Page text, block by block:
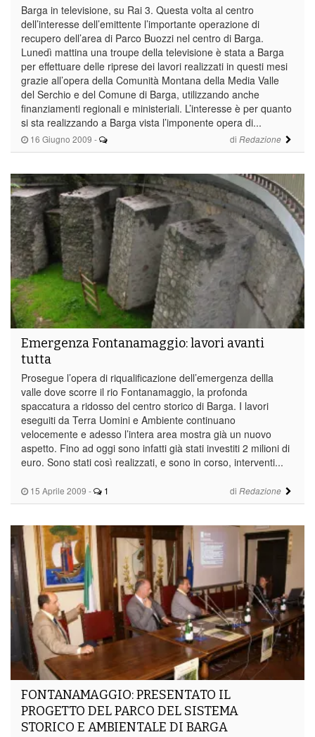
16 Giugno 2009 - di Redazione
Barga in televisione, su Rai 3. Questa volta al centro
dell’interesse dell’emittente l’importante operazione di
recupero dell’area di Parco Buozzi nel centro di Barga.
Lunedì mattina una troupe della televisione è stata a Barga
per effettuare delle riprese dei lavori realizzati in questi mesi
grazie all’opera della Comunità Montana della Media Valle
del Serchio e del Comune di Barga, utilizzando anche
finanziamenti regionali e ministeriali. L’interesse è per quanto
si sta realizzando a Barga vista l’imponente opera di...
15 Aprile 2009 - 1 di Redazione
Emergenza Fontanamaggio: lavori avanti
tutta
Prosegue l’opera di riqualificazione dell’emergenza dellla
valle dove scorre il rio Fontanamaggio, la profonda
spaccatura a ridosso del centro storico di Barga. I lavori
eseguiti da Terra Uomini e Ambiente continuano
velocemente e adesso l’intera area mostra già un nuovo
aspetto. Fino ad oggi sono infatti già stati investiti 2 milioni di
euro. Sono stati così realizzati, e sono in corso, interventi...
FONTANAMAGGIO: PRESENTATO IL
PROGETTO DEL PARCO DEL SISTEMA
STORICO E AMBIENTALE DI BARGA